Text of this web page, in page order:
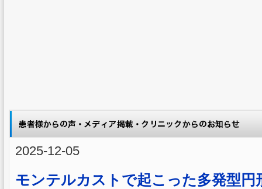
2025-12-05
モンテルカストで起こった多発型円